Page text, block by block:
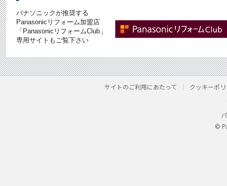
パナソニックが推奨する
Panasonicリフォーム加盟店
「PanasonicリフォームClub」
専用サイトもご覧下さい
サイトのご利用にあたって クッキーポ
©